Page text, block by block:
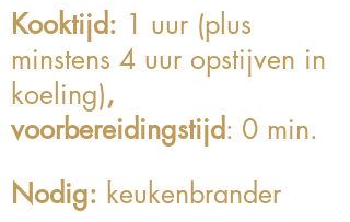
Kooktijd: 1 uur (plus
minstens 4 uur opstijven in
koeling),
voorbereidingstijd: 0 min.
Nodig: keukenbrander